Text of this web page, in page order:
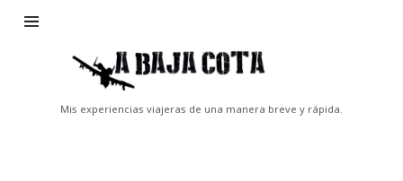
Baja
Cota
Mis experiencias viajeras de una manera breve y rápida.